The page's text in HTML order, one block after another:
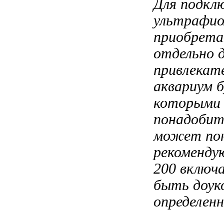
Для
отдельно
аквариум
которыми
может
200
быть